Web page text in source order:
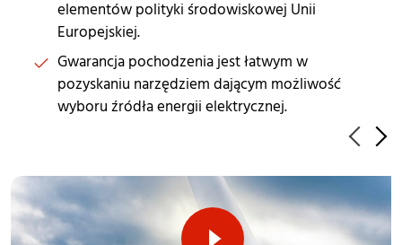
elementów polityki środowiskowej Unii
Europejskiej.
Gwarancja pochodzenia jest łatwym w
pozyskaniu narzędziem dającym możliwość
wyboru źródła energii elektrycznej.